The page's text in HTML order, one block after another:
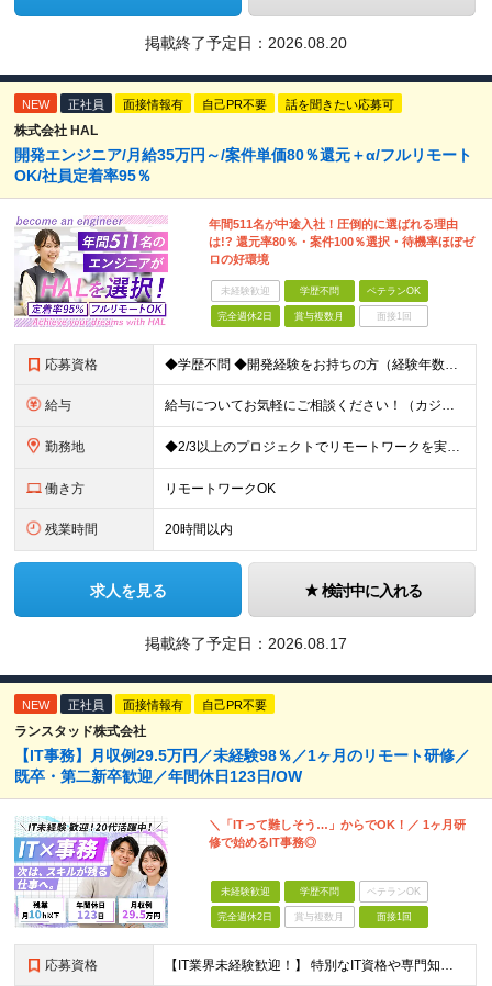
掲載終了予定日： 2026.08.20
NEW 正社員 面接情報有 自己PR不要 話を聞きたい応募可
株式会社 HAL
開発エンジニア/月給35万円～/案件単価80％還元＋α/フルリモート
OK/社員定着率95％
年間511名が中途入社！圧倒的に選ばれる理由
は!? 還元率80％・案件100％選択・待機率ほぼゼ
ロの好環境
未経験歓迎 学歴不問 ベテランOK
完全週休2日 賞与複数月 面接1回
応募資格 ◆学歴不問 ◆開発経験をお持ちの方（経験年数不問） ＜こんな方は大歓迎！＞ ◎今の収入をもっと増やしたい ◎もっと上流の案件で活躍したい ◎将来のキャリアにつながる案件に携わりたい ◎自分のやりたい
給与 給与についてお気軽にご相談ください！（カジュアル面談可能） 月給35万円～＋各種手当＋賞与2回 ※固定残業代は、時間外労働の有無に関わらず40時間分を87,500円～支給 ※超過分は別途支給 ※試用
勤務地 ◆2/3以上のプロジェクトでリモートワークを実施中！ ≪自社拠点≫ ・東京本社／東京都千代田区丸の内二丁目6番1号 丸の内パークビルディング6階 ・関西支社／⼤阪府⼤阪市中央区安⼟町2-3-13 ⼤
働き方 リモートワークOK
残業時間 20時間以内
求人を見る 検討中に入れる
掲載終了予定日： 2026.08.17
NEW 正社員 面接情報有 自己PR不要
ランスタッド株式会社
【IT事務】月収例29.5万円／未経験98％／1ヶ月のリモート研修／
既卒・第二新卒歓迎／年間休日123日/OW
＼「ITって難しそう…」からでOK！／ 1ヶ月研
修で始めるIT事務◎
未経験歓迎 学歴不問 ベテランOK
完全週休2日 賞与複数月 面接1回
応募資格 【IT業界未経験歓迎！】 特別なIT資格や専門知識は必要ありません。 ・学歴不問（文系・理系不問） ・第二新卒、既卒の方も歓迎 ・20代を中心に幅広い年代が活躍中 ・基本的なPC操作ができる方 ・タ